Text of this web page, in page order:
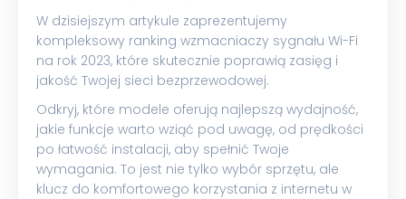
W dzisiejszym artykule zaprezentujemy
kompleksowy ranking wzmacniaczy sygnału Wi-Fi
na rok 2023, które skutecznie poprawią zasięg i
jakość Twojej sieci bezprzewodowej.
Odkryj, które modele oferują najlepszą wydajność,
jakie funkcje warto wziąć pod uwagę, od prędkości
po łatwość instalacji, aby spełnić Twoje
wymagania. To jest nie tylko wybór sprzętu, ale
klucz do komfortowego korzystania z internetu w